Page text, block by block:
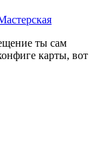
ты сам
карты, вот